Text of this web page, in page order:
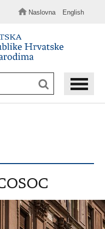
Naslovna English